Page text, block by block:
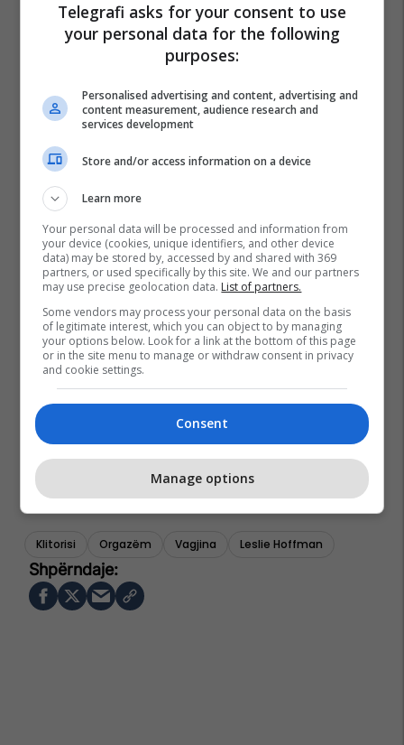
Klitorisi Orgazëm Vagjina Leslie Hoffman
Telegrafi asks for your consent to use
your personal data for the following
purposes:
Personalised advertising and content, advertising and
content measurement, audience research and
services development
Store and/or access information on a device
Learn more
Your personal data will be processed and information from
your device (cookies, unique identifiers, and other device
data) may be stored by, accessed by and shared with 369
partners, or used specifically by this site. We and our partners
may use precise geolocation data. List of partners.
Some vendors may process your personal data on the basis
of legitimate interest, which you can object to by managing
your options below. Look for a link at the bottom of this page
or in the site menu to manage or withdraw consent in privacy
and cookie settings.
Consent
Manage options